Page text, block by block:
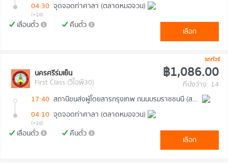
04:30 จุดจอดท่าศาลา (ตลาดหมอจวน)
(+1d)
เลื่อนตั๋ว คืนตั๋ว
เลือก
รถทัวร์
นครศรีร่มเย็น
First Class (วีไอพี30)
฿1,086.00
ที่นั่งว่าง: 14
17:40
สถานีขนส่งผู้โดยสารกรุงเทพ ถนนบรมราชชนนี (สายใต้ใหม่)
04:10 จุดจอดท่าศาลา (ตลาดหมอจวน)
(+1d)
เลื่อนตั๋ว คืนตั๋ว
เลือก